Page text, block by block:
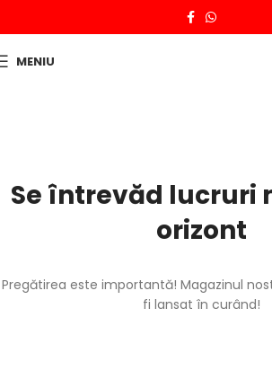
MENIU
Se întrevăd lucruri
orizont
Pregătirea este importantă! Magazinul
fi lansat în curând!